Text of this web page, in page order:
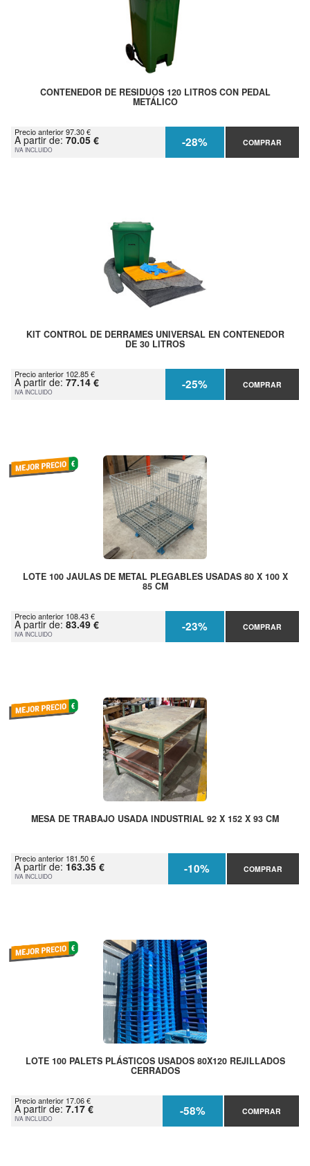
CONTENEDOR DE RESIDUOS 120 LITROS CON PEDAL
METÁLICO
Precio anterior 97.30 €
A partir de: 70.05 €
IVA INCLUIDO -28% COMPRAR
KIT CONTROL DE DERRAMES UNIVERSAL EN CONTENEDOR
DE 30 LITROS
Precio anterior 102.85 €
A partir de: 77.14 €
IVA INCLUIDO -25% COMPRAR
LOTE 100 JAULAS DE METAL PLEGABLES USADAS 80 X 100 X
85 CM
Precio anterior 108.43 €
A partir de: 83.49 €
IVA INCLUIDO -23% COMPRAR
MESA DE TRABAJO USADA INDUSTRIAL 92 X 152 X 93 CM
Precio anterior 181.50 €
A partir de: 163.35 €
IVA INCLUIDO -10% COMPRAR
LOTE 100 PALETS PLÁSTICOS USADOS 80X120 REJILLADOS
CERRADOS
Precio anterior 17.06 €
A partir de: 7.17 €
IVA INCLUIDO -58% COMPRAR